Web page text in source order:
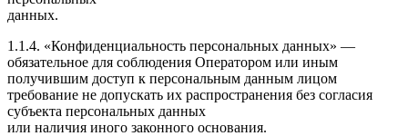
данных.
1.1.4. «Конфиденциальность персональных данных» —
обязательное для соблюдения Оператором или иным
получившим доступ к персональным данным лицом
требование не допускать их распространения без согласия
субъекта персональных данных
или наличия иного законного основания.